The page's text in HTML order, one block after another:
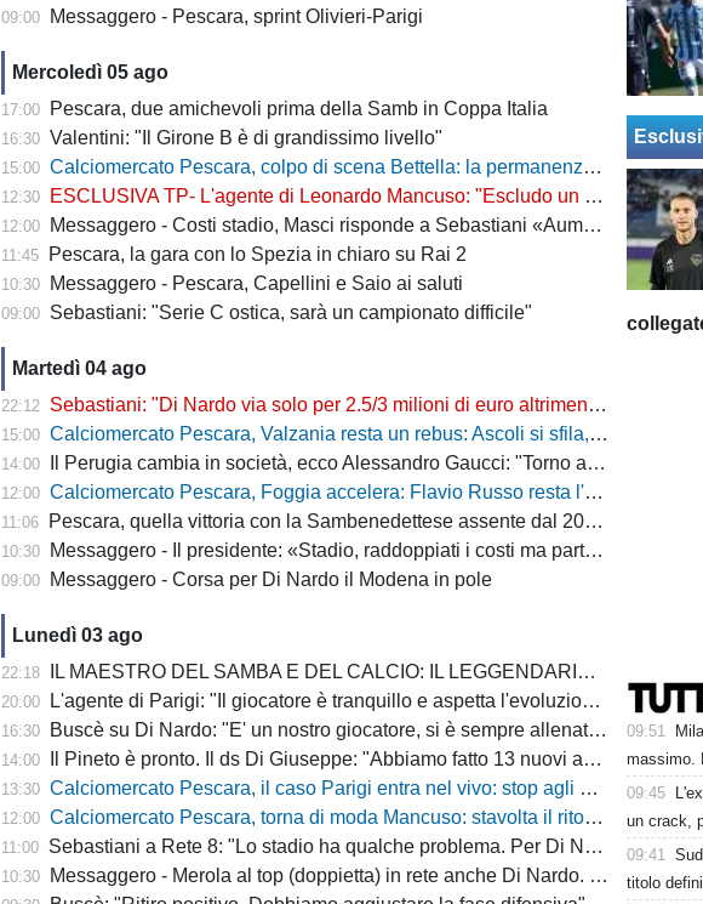
09:00 Messaggero - Pescara, sprint Olivieri-Parigi
Mercoledì 05 ago
17:00 Pescara, due amichevoli prima della Samb in Coppa Italia
16:30 Valentini: "Il Girone B è di grandissimo livello"
15:00 Calciomercato Pescara, colpo di scena Bettella: la permanenza non è più un'ipotesi, ecco cosa sta succedendo
12:30 ESCLUSIVA TP- L'agente di Leonardo Mancuso: "Escludo un suo ritorno a Pescara, vuole rimanere in B"
12:00 Messaggero - Costi stadio, Masci risponde a Sebastiani «Aumenti per ridurre il peso sui cittadini»
11:45 Pescara, la gara con lo Spezia in chiaro su Rai 2
10:30 Messaggero - Pescara, Capellini e Saio ai saluti
09:00 Sebastiani: "Serie C ostica, sarà un campionato difficile"
Martedì 04 ago
22:12 Sebastiani: "Di Nardo via solo per 2.5/3 milioni di euro altrimenti resta a Pescara"
15:00 Calciomercato Pescara, Valzania resta un rebus: Ascoli si sfila, il Catanzaro osserva
14:00 Il Perugia cambia in società, ecco Alessandro Gaucci: "Torno a casa, ecco chi è il nuovo allenatore"
12:00 Calciomercato Pescara, Foggia accelera: Flavio Russo resta l'obiettivo, ma cresce la concorrenza
11:06 Pescara, quella vittoria con la Sambenedettese assente dal 2007-08
10:30 Messaggero - Il presidente: «Stadio, raddoppiati i costi ma parte della tribuna ancora chiusa»
09:00 Messaggero - Corsa per Di Nardo il Modena in pole
Lunedì 03 ago
22:18 IL MAESTRO DEL SAMBA E DEL CALCIO: IL LEGGENDARIO PESCARA DI LEO JÚNIOR
20:00 L'agente di Parigi: "Il giocatore è tranquillo e aspetta l'evoluzione del mercato degli attaccanti di C, ci sono situazioni collegate da monitorare"
16:30 Buscè su Di Nardo: "E' un nostro giocatore, si è sempre allenato bene"
14:00 Il Pineto è pronto. Il ds Di Giuseppe: "Abbiamo fatto 13 nuovi acquisti, la rosa è completa"
13:30 Calciomercato Pescara, il caso Parigi entra nel vivo: stop agli allenamenti, cessione sempre più vicina
12:00 Calciomercato Pescara, torna di moda Mancuso: stavolta il ritorno può diventare realtà
11:00 Sebastiani a Rete 8: "Lo stadio ha qualche problema. Per Di Nardo l'offerta deve essere giusta per entrambe le parti, altrimenti resta"
10:30 Messaggero - Merola al top (doppietta) in rete anche Di Nardo. Bene i rossoneri
09:51
massimo.
09:45
un crack,
09:41
titolo